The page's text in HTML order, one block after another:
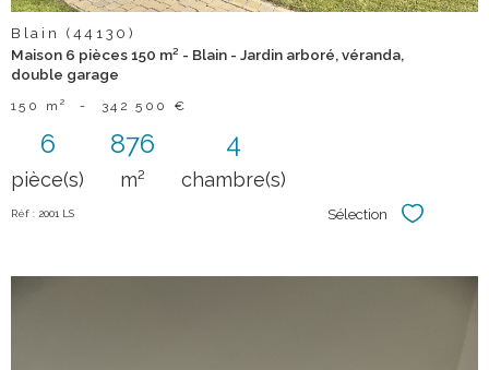
Blain (44130)
Maison 6 pièces 150 m² - Blain - Jardin arboré, véranda,
double garage
150 m² - 342 500 €
6
pièce(s)
876
m²
4
chambre(s)
Réf : 2001 LS Sélection Sélectionner